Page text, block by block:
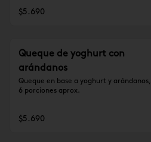
$5.690
Queque de yoghurt con
arándanos
Queque en base a yoghurt y arándanos,
6 porciones aprox.
$5.690